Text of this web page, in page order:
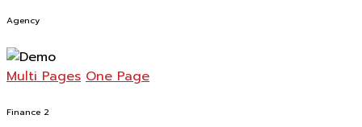
Agency
Multi Pages One Page
Finance 2